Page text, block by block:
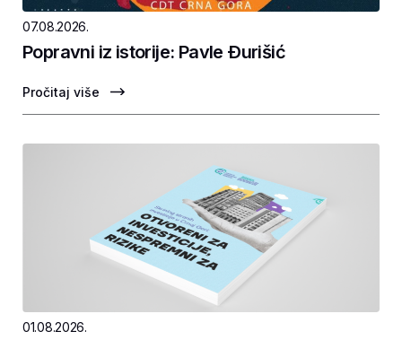
07.08.2026.
Popravni iz istorije: Pavle Ðurišić
Pročitaj više
01.08.2026.